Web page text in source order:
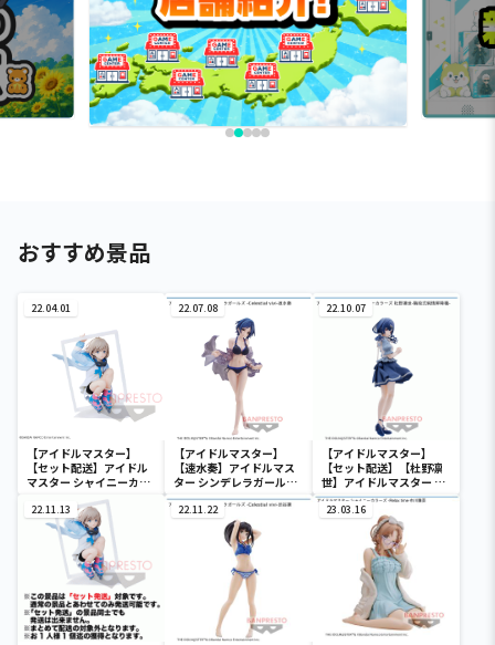
おすすめ景品
22.04.01
【アイドルマスター】
【セット配送】アイドル
マスター シャイニーカラ
ーズ ESPRESTO est-
Windy and Motions-芹
沢あさひ
22.07.08
【アイドルマスター】
【速水奏】アイドルマス
ター シンデレラガールズ
-Celestial vivi-速水奏
22.10.07
【アイドルマスター】
【セット配送】【杜野凛
世】アイドルマスター シ
ャイニーカラーズ 杜野凛
世-階段式純情昇降機-
22.11.13 22.11.22 23.03.16